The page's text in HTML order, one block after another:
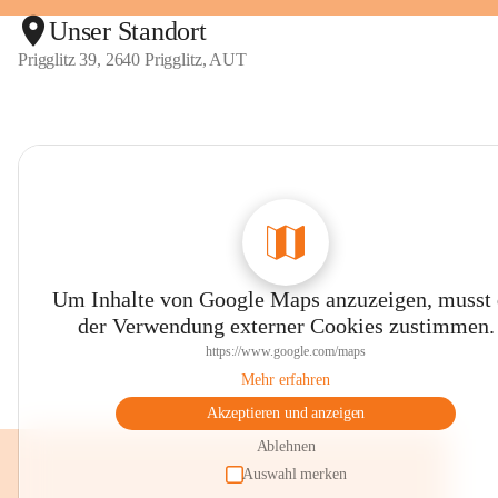
Unser Standort
Prigglitz 39, 2640 Prigglitz, AUT
Um Inhalte von Google Maps anzuzeigen, musst
der Verwendung externer Cookies zustimmen.
https://www.google.com/maps
Mehr erfahren
Akzeptieren und anzeigen
Ablehnen
Auswahl merken